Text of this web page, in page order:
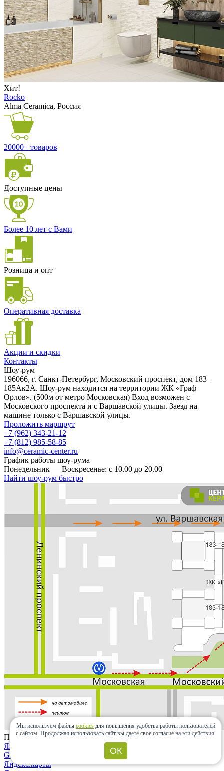
Хит!
Rocko
Alma Ceramica, Россия
20000+ товаров
Доступные цены
Более 10 лет с Вами
Розница и опт
Оперативная доставка
Акции и скидки
Контакты
Шоу-рум
196066, г. Санкт-Петербург, Московский проспект, дом 183–
185Ак2А. Шоу-рум находится на территории ЖК «Граф
Орлов». (500м от метро Московская) Вход возможен с
Московского проспекта и с Варшавской улицы. Заезд на
машине только с Варшавской улицы.
Проложить маршрут
+7 (962) 343-21-12
+7 (812) 985-58-85
info@ceramic-center.ru
График работы шоу-рума
Понедельник — Воскресенье: с 10.00 до 20.00
Найти шоу-рум быстро
Проложить маршрут
Яндекс.карты
Google maps
Яндекс.карты
Мы используем файлы cookies для повышения удобства работы пользователей
с сайтом. Продолжая использовать сайт вы даете свое согласие на эти действия.
ОК